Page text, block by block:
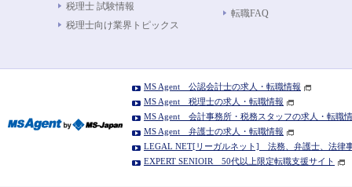
税理士 試験情報
税理士向け業界トピックス
転職FAQ
MS Agent 公認会計士の求人・転職情報
MS Agent 税理士の求人・転職情報
MS Agent 会計事務所・税務スタッフの求人・転職
MS Agent 弁護士の求人・転職情報
LEGAL NET[リーガルネット] 法務、弁護士、法律
EXPERT SENIOIR 50代以上限定転職支援サイト